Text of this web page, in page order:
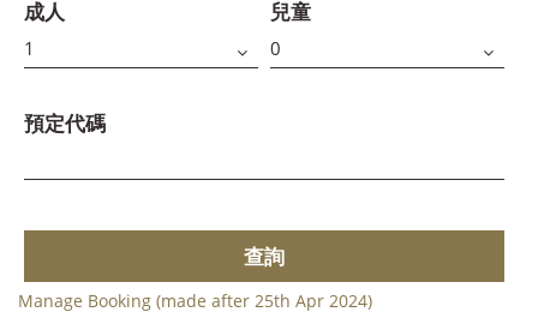
成人 兒童
預定代碼
查詢
Manage Booking (made after 25th Apr 2024)